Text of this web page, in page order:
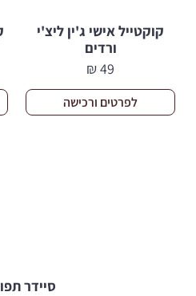
קוקטייל אישי ג'ין ליצ'י
ורדים
49
₪
לפרטים ורכישה
סיידר